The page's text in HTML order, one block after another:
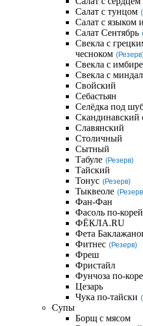
Салат с тунцом
Салат с языком
Салат Сентябрь
Свекла с
чесноком
Свекла с
Свекла с
Свойский
Себастьян
Селёдка под
Скандинавский
Славянский
Столичный
Сытный
Табуле (Резерв)
Тайский
Тонус (Резерв)
Тыквеоле
Фан-Фан
Фасоль по-
ФЁКЛА.RU
Фета
Фитнес (Резерв)
Фреш
Фристайл
Фунчоза по-
Цезарь
Чука по-тайски
Супы
Борщ с мясом